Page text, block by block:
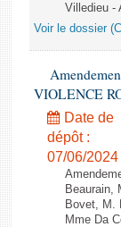
Villedieu -
Voir le dossier
VIOLENCE
Date de
dépôt :
07/06/2024
Beaurain,
Bovet, M.
Mme Da